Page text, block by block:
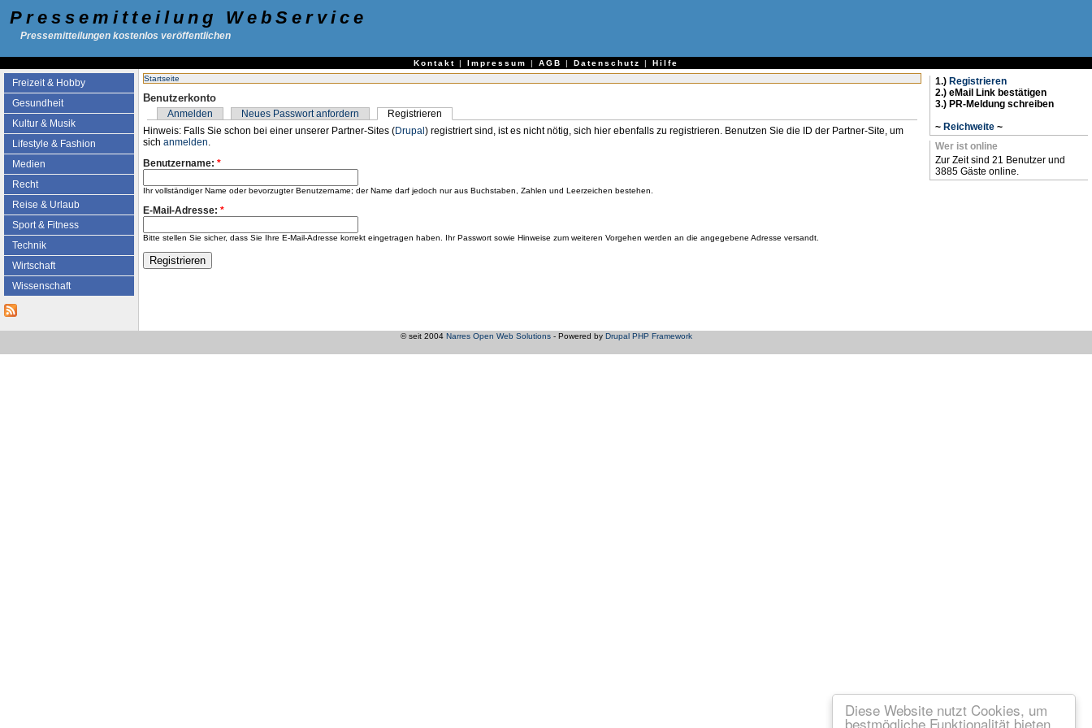
Diese Website nutzt Cookies, um
bestmögliche Funktionalität bieten
Pressemitteilung WebService
Pressemitteilungen kostenlos veröffentlichen
Kontakt | Impressum | AGB | Datenschutz | Hilfe
Freizeit & Hobby
Gesundheit
Kultur & Musik
Lifestyle & Fashion
Medien
Recht
Reise & Urlaub
Sport & Fitness
Technik
Wirtschaft
Wissenschaft
Startseite
Benutzerkonto
Anmelden Neues Passwort anfordern
Registrieren
Hinweis: Falls Sie schon bei einer unserer Partner-Sites (Drupal) registriert sind, ist es nicht nötig, sich hier ebenfalls zu registrieren. Benutzen Sie die ID der Partner-Site, um
sich anmelden
Benutzername: *
Ihr vollständiger Name oder bevorzugter Benutzername; der Name darf jedoch nur aus Buchstaben, Zahlen und Leerzeichen bestehen.
E-Mail-Adresse: *
Bitte stellen Sie sicher, dass Sie Ihre E-Mail-Adresse korrekt eingetragen haben. Ihr Passwort sowie Hinweise zum weiteren Vorgehen werden an die angegebene Adresse versandt.
1.) Registrieren
2.) eMail Link bestätigen
3.) PR-Meldung schreiben
~ Reichweite ~
Wer ist online
Zur Zeit sind 21 Benutzer und
3885 Gäste online.
© seit 2004 Narres Open Web Solutions- Powered by Drupal PHP Framework